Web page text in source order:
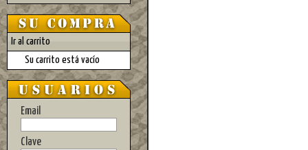
Ir al carrito
Su carrito está vacío
Email
Clave